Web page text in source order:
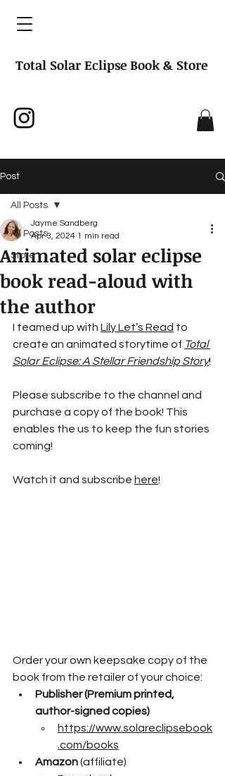
Total Solar Eclipse Book & Store
Post
All Posts
Store
All Posts
Animated solar eclipse
book read-aloud with
the author
Jayme Sandberg
Apr 3, 2024 1 min read
I teamed up with Lily Let’s Read to
create an animated storytime of Total
Solar Eclipse: A Stellar Friendship Story!
Please subscribe to the channel and
purchase a copy of the book! This
enables the us to keep the fun stories
coming!
Watch it and subscribe here!
Order your own keepsake copy of the
book from the retailer of your choice:
Publisher (Premium printed,
author-signed copies)
https://www.solareclipsebook
.com/books
Amazon (affiliate)